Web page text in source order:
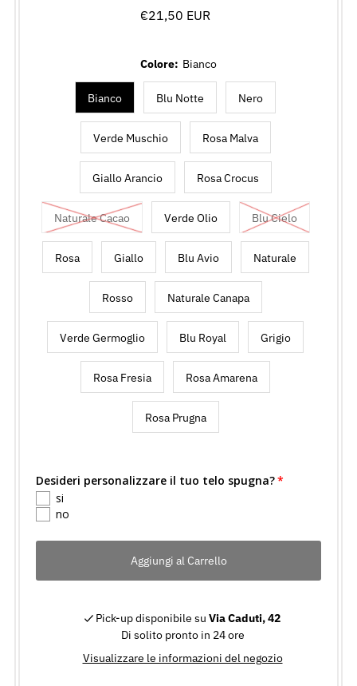
Prezzo
€21,50 EUR
Colore: Bianco
Bianco Blu Notte Nero
Verde Muschio Rosa Malva
Giallo Arancio Rosa Crocus
Naturale Cacao Verde Olio Blu Cielo
Rosa Giallo Blu Avio Naturale
Rosso Naturale Canapa
Verde Germoglio Blu Royal Grigio
Rosa Fresia Rosa Amarena
Rosa Prugna
Desideri personalizzare il tuo telo spugna?
si
no
Pick-up disponibile suVia Caduti, 42
Di solito pronto in 24 ore
Visualizzare le informazioni del negozio